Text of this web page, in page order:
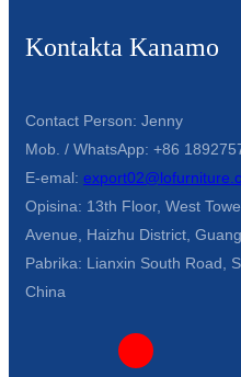
Kontakta Kanamo
Contact Person: Jenny
Mob. / WhatsApp: +86
E-emal:
Opisina: 13th Floor, West
Avenue, Haizhu District,
Pabrika: Lianxin South
China